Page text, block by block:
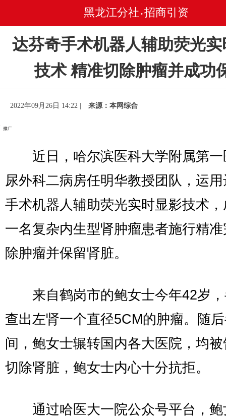
黑龙江分社 • 招商引资
达芬奇手术机器人辅助荧光
技术 精准切除肿瘤并成功
2022年09月26日 14:22 | 来源：本网综合
近日，哈尔滨医科大学附属第一
尿外科二病房任明华教授团队，运
手术机器人辅助荧光实时显影技术
一名复杂内生型肾肿瘤患者施行精
除肿瘤并保留肾脏。
来自鹤岗市的鲍女士今年42岁，
查出左肾一个直径5CM的肿瘤。随
间，鲍女士辗转国内各大医院，均
切除肾脏，鲍女士内心十分抗拒。
通过哈医大一院公众号平台，鲍